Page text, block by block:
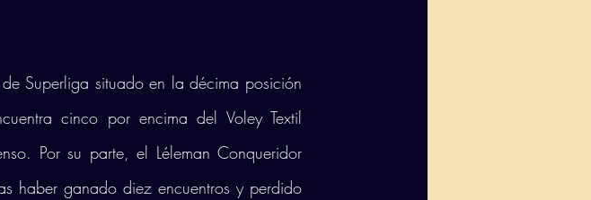
Superliga situado en la décima posición
cinco por encima del Voley Textil
Por su parte, el Léleman Conqueridor
haber ganado diez encuentros y perdido